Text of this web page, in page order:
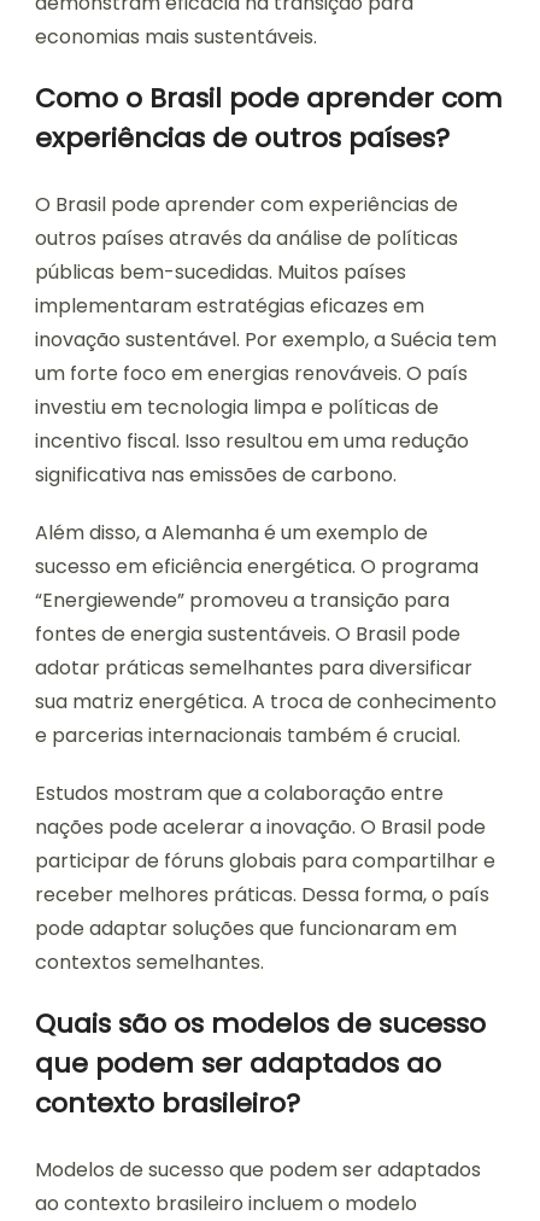
economias mais sustentáveis.
Como o Brasil pode aprender com
experiências de outros países?
O Brasil pode aprender com experiências de
outros países através da análise de políticas
públicas bem-sucedidas. Muitos países
implementaram estratégias eficazes em
inovação sustentável. Por exemplo, a Suécia tem
um forte foco em energias renováveis. O país
investiu em tecnologia limpa e políticas de
incentivo fiscal. Isso resultou em uma redução
significativa nas emissões de carbono.
Além disso, a Alemanha é um exemplo de
sucesso em eficiência energética. O programa
“Energiewende” promoveu a transição para
fontes de energia sustentáveis. O Brasil pode
adotar práticas semelhantes para diversificar
sua matriz energética. A troca de conhecimento
e parcerias internacionais também é crucial.
Estudos mostram que a colaboração entre
nações pode acelerar a inovação. O Brasil pode
participar de fóruns globais para compartilhar e
receber melhores práticas. Dessa forma, o país
pode adaptar soluções que funcionaram em
contextos semelhantes.
Quais são os modelos de sucesso
que podem ser adaptados ao
contexto brasileiro?
Modelos de sucesso que podem ser adaptados
ao contexto brasileiro incluem o modelo